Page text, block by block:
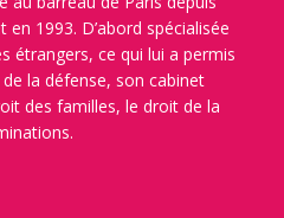
en 1993. D’abord spécialisée
étrangers, ce qui lui a permis
la défense, son cabinet
des familles, le droit de la